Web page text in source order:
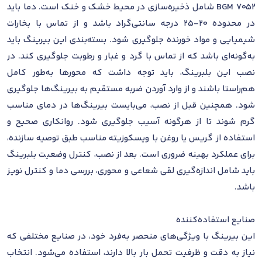
7052 BGM شامل ذخیره‌سازی در محیط خشک و خنک است. دما باید
در محدوده 20-25 درجه سانتی‌گراد باشد و از تماس با بخارات
شیمیایی و مواد خورنده جلوگیری شود. بسته‌بندی این بیرینگ باید
به‌گونه‌ای باشد که از تماس با گرد و غبار و رطوبت جلوگیری کند. در
نصب این بلبرینگ، باید توجه داشت که محورها به‌طور کامل
هم‌راستا باشند و از وارد آوردن ضربه مستقیم به بیرینگ‌ها جلوگیری
شود. همچنین قبل از نصب، می‌بایست بیرینگ‌ها در دمای مناسب
گرم شوند تا از هرگونه آسیب جلوگیری شود. روانکاری صحیح و
استفاده از گریس یا روغن با ویسکوزیته مناسب طبق توصیه سازنده،
برای عملکرد بهینه ضروری است. بعد از نصب، کنترل وضعیت بلبرینگ
باید شامل اندازه‌گیری لقی شعاعی و محوری، بررسی دما و کنترل نویز
باشد.
صنایع استفاده‌کننده
این بیرینگ با ویژگی‌های منحصر به‌فرد خود، در صنایع مختلفی که
نیاز به دقت و ظرفیت تحمل بار بالا دارند، استفاده می‌شود. انتخاب